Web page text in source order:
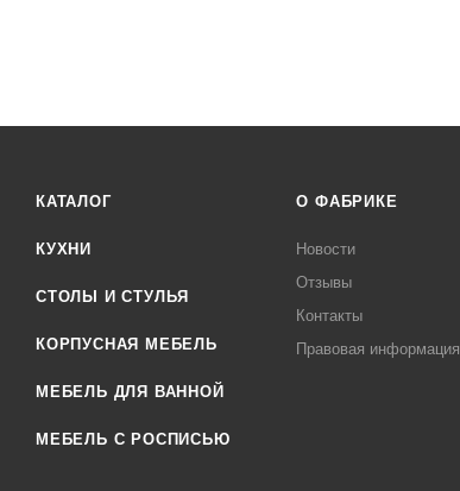
КАТАЛОГ
КУХНИ
СТОЛЫ И СТУЛЬЯ
КОРПУСНАЯ МЕБЕЛЬ
МЕБЕЛЬ ДЛЯ ВАННОЙ
МЕБЕЛЬ С РОСПИСЬЮ
О ФАБРИКЕ
Новости
Отзывы
Контакты
Правовая информация